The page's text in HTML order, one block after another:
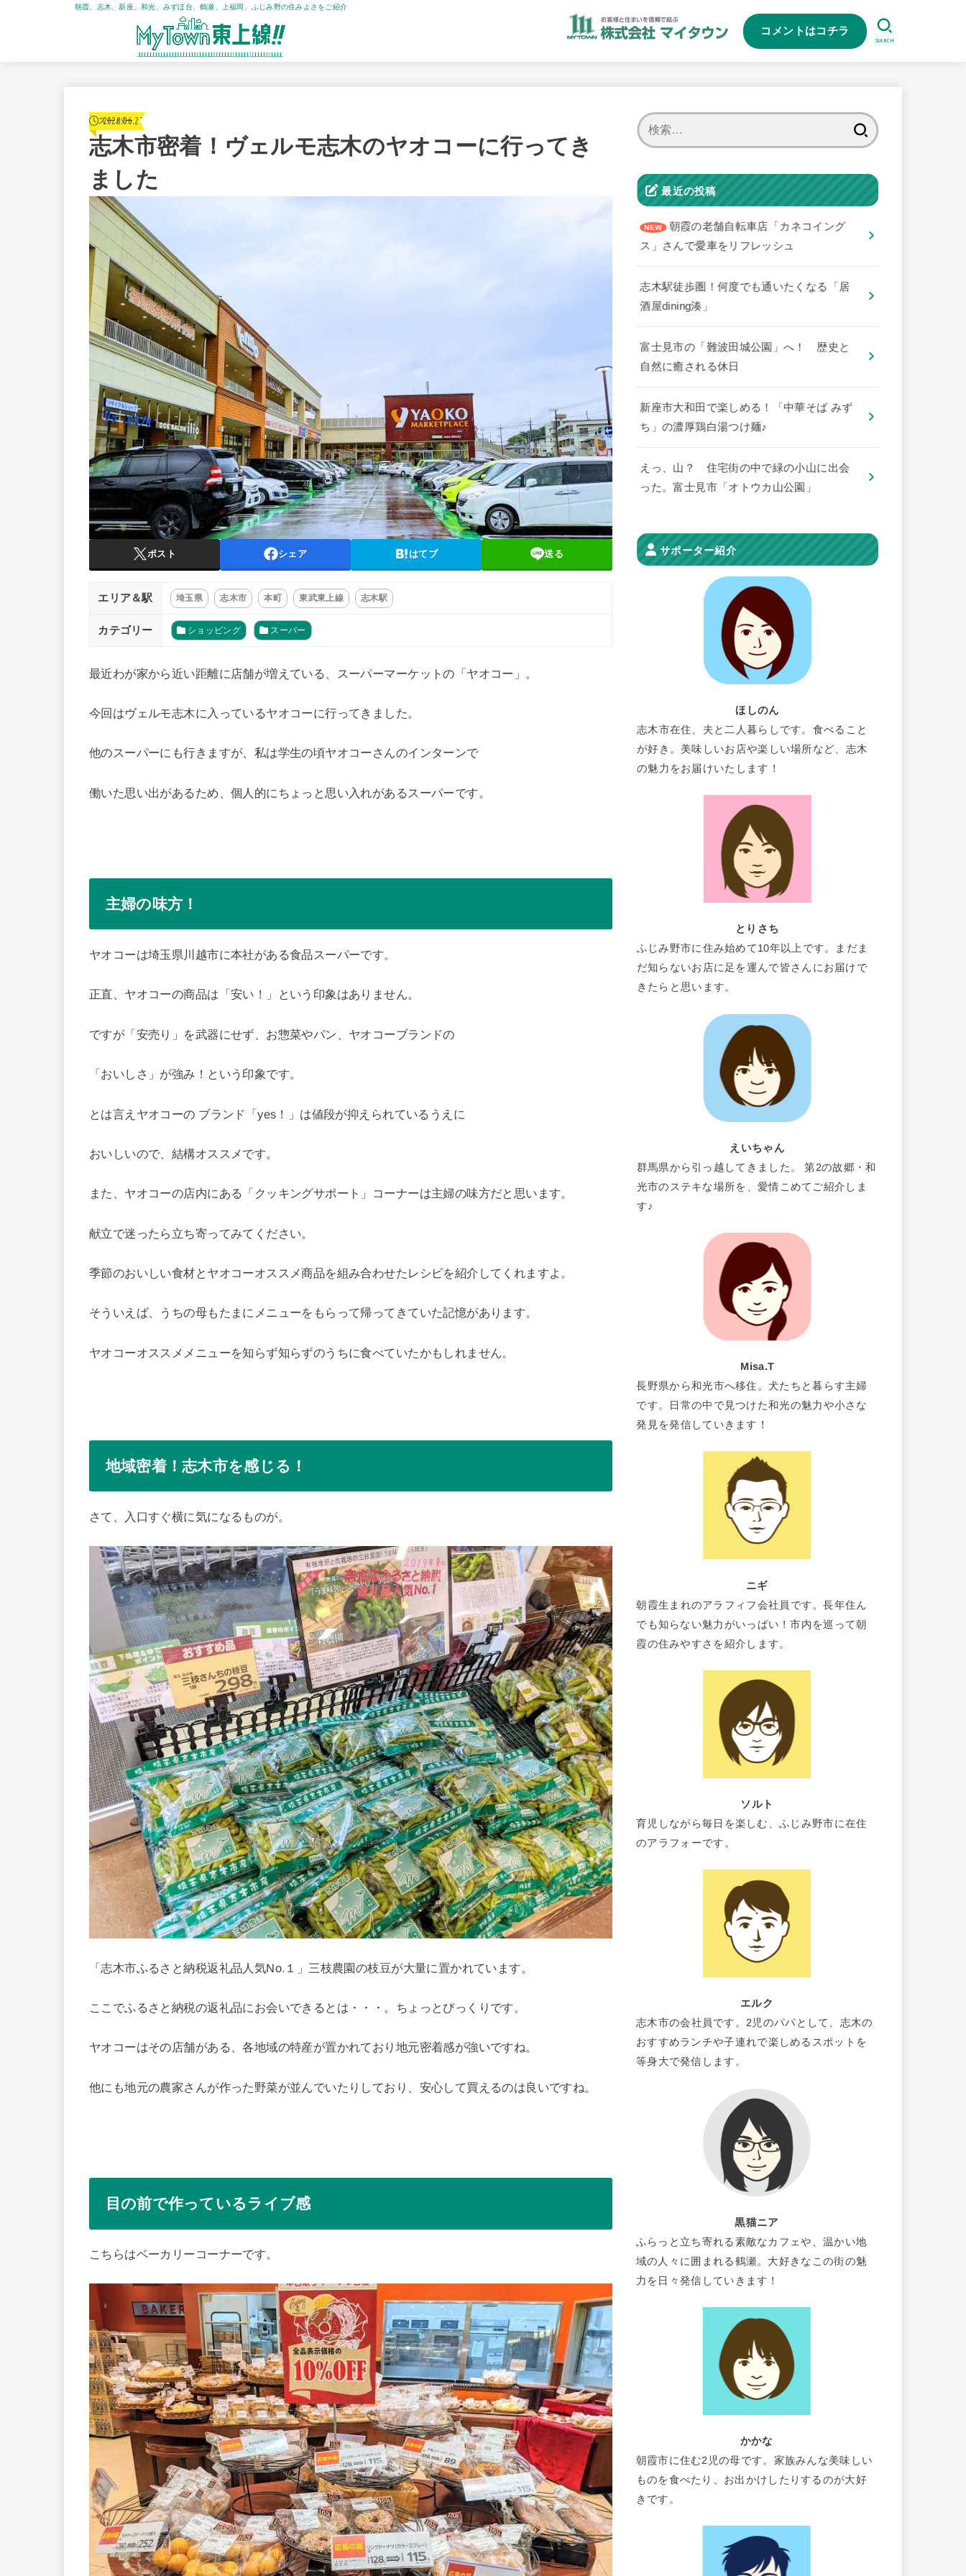
朝霞、志木、新座、和光、みずほ台、鶴瀬、上福岡、ふじみ野の住みよさをご紹介
コメントはコチラ
SEARCH
スーパー
2020.06.27
志木市密着！ヴェルモ志木のヤオコーに行ってき
ました
ポスト シェア はてブ 送る
エリア＆駅 埼玉県 志木市 本町 東武東上線 志木駅
カテゴリー ショッピング スーパー
最近わが家から近い距離に店舗が増えている、スーパーマーケットの「ヤオコー」。
今回はヴェルモ志木に入っているヤオコーに行ってきました。
他のスーパーにも行きますが、私は学生の頃ヤオコーさんのインターンで
働いた思い出があるため、個人的にちょっと思い入れがあるスーパーです。
主婦の味方！
ヤオコーは埼玉県川越市に本社がある食品スーパーです。
正直、ヤオコーの商品は「安い！」という印象はありません。
ですが「安売り」を武器にせず、お惣菜やパン、ヤオコーブランドの
「おいしさ」が強み！という印象です。
とは言えヤオコーの ブランド「yes！」は値段が抑えられているうえに
おいしいので、結構オススメです。
また、ヤオコーの店内にある「クッキングサポート」コーナーは主婦の味方だと思います。
献立で迷ったら立ち寄ってみてください。
季節のおいしい食材とヤオコーオススメ商品を組み合わせたレシピを紹介してくれますよ。
そういえば、うちの母もたまにメニューをもらって帰ってきていた記憶があります。
ヤオコーオススメメニューを知らず知らずのうちに食べていたかもしれません。
地域密着！志木市を感じる！
さて、入口すぐ横に気になるものが。
「志木市ふるさと納税返礼品人気No.１」三枝農園の枝豆が大量に置かれています。
ここでふるさと納税の返礼品にお会いできるとは・・・。ちょっとびっくりです。
ヤオコーはその店舗がある、各地域の特産が置かれており地元密着感が強いですね。
他にも地元の農家さんが作った野菜が並んでいたりしており、安心して買えるのは良いですね。
目の前で作っているライブ感
こちらはベーカリーコーナーです。
最近の投稿
朝霞の老舗自転車店「カネコイング
ス」さんで愛車をリフレッシュ
志木駅徒歩圏！何度でも通いたくなる「居
酒屋dining湊」
​富士見市の「難波田城公園」へ！ 歴史と
自然に癒される休日
新座市大和田で楽しめる！「中華そば みず
ち」の濃厚鶏白湯つけ麺♪
えっ、山？ 住宅街の中で緑の小山に出会
った。富士見市「オトウカ山公園」
サポーター紹介
ほしのん
志木市在住、夫と二人暮らしです。食べること
が好き。美味しいお店や楽しい場所など、志木
の魅力をお届けいたします！
とりさち
ふじみ野市に住み始めて10年以上です。まだま
だ知らないお店に足を運んで皆さんにお届けで
きたらと思います。
えいちゃん
群馬県から引っ越してきました。 第2の故郷・和
光市のステキな場所を、愛情こめてご紹介しま
す♪
Misa.T
長野県から和光市へ移住。犬たちと暮らす主婦
です。日常の中で見つけた和光の魅力や小さな
発見を発信していきます！
ニギ
朝霞生まれのアラフィフ会社員です。長年住ん
でも知らない魅力がいっぱい！市内を巡って朝
霞の住みやすさを紹介します。
ソルト
育児しながら毎日を楽しむ、ふじみ野市に在住
のアラフォーです。
エルク
志木市の会社員です。2児のパパとして、志木の
おすすめランチや子連れで楽しめるスポットを
等身大で発信します。
黒猫ニア
ふらっと立ち寄れる素敵なカフェや、温かい地
域の人々に囲まれる鶴瀬。大好きなこの街の魅
力を日々発信していきます！
かかな
朝霞市に住む2児の母です。家族みんな美味しい
ものを食べたり、お出かけしたりするのが大好
きです。